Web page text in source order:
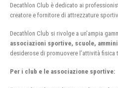
Decathlon Club è dedicato ai
creatore e fornitore di attrezzature
Decathlon Club si rivolge a un’ampia
associazioni sportive, scuole,
desiderose di promuovere l’attività fisica
Per i club e le associazione sportive: